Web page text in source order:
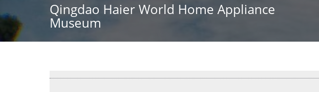
Qingdao Haier World Home Appliance
Museum